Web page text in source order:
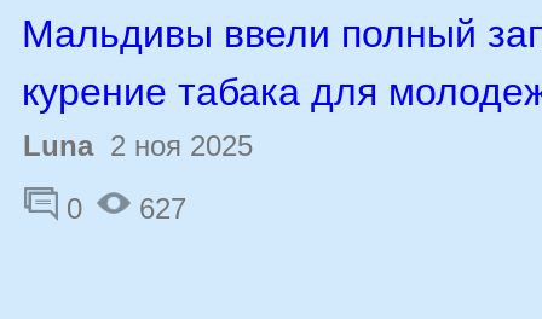
Мальдивы ввели полный
курение табака для
Luna2 ноя 2025
0
627